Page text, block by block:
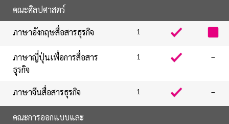
คณะศิลปศาสตร์
ภาษาอังกฤษสื่อสารธุรกิจ 1
ภาษาญี่ปุ่นเพื่อการสื่อสาร
ธุรกิจ
1 –
ภาษาจีนสื่อสารธุรกิจ 1 –
คณะการออกแบบและ